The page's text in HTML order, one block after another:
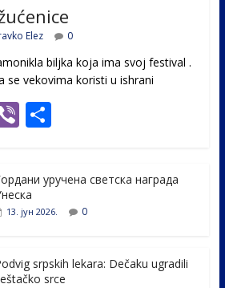
Elez 0
biljka koja ima svoj festival .
se vekovima koristi u ishrani
Vi S
e
уручена светска награда
13. јун 2026. 0
srpskih lekara: Dečaku ugradili
srce